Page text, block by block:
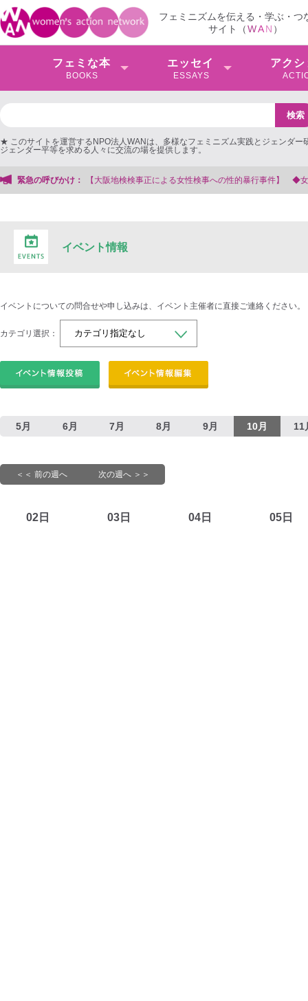
フェミニズムを伝える・学ぶ・つ
サイト（WAN ）
フェミな本
BOOKS
エッセイ
ESSAYS
アクシ
★ このサイトを運営するNPO法人WANは、多様なフェミニズム実践とジェンダー
ジェンダー平等を求める人々に交流の場を提供します。
緊急の呼びかけ：
事正による女性検事への性的暴行事件】 ◆女性検事を支援する会事務局
イベント情報
イベントについての問合せや申し込みは、イベント主催者に直接ご連絡ください。
カテゴリ選択：
5月 6月 7月 8月 9月 10月 11
＜＜ 前の週へ 次の週へ ＞＞
02日 03日 04日 05日